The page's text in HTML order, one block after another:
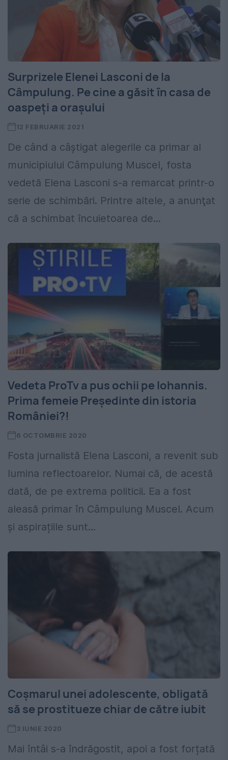
Surprizele Elenei Lasconi de la
Câmpulung. Pe cine a găsit în casa de
oaspeți a orașului
12 FEBRUARIE 2021
De când a câștigat alegerile ca primar al
municipiului Câmpulung Muscel, fosta
vedetă Elena Lasconi s-a remarcat printr-o
serie de schimbări. Printre altele, a anunţat
că a schimbat încuietoarea de...
Vedeta ProTv a pus ochii pe Iohannis.
Prima femeie Președinte din istoria
României?!
6 OCTOMBRIE 2020
Fosta jurnalistă Elena Lasconi, a revenit sub
lumina reflectoarelor. Numai că, de acestă
dată, de pe extrema politicii. Ea a fost
aleasă primar în Câmpulung Muscel. Acum
și aspirațiile sunt...
Coșmarul unei adolescente, obligată
să se prostitueze chiar de către iubit
3 IUNIE 2020
Mai întâi s-a îndrăgostit, apoi a fost forțată